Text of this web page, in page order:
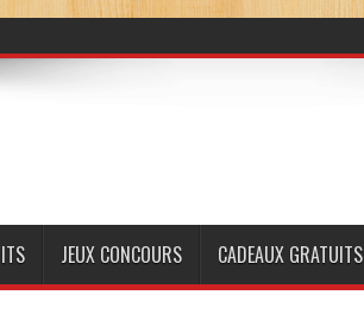
JEUX CONCOURS CADEAUX GRATUITS